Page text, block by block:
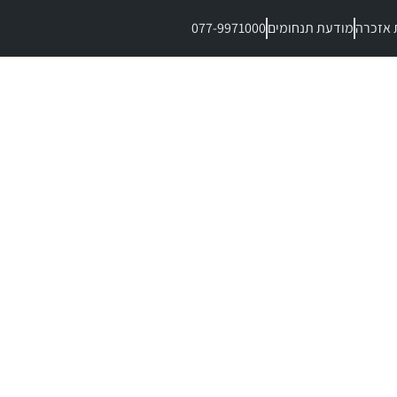
אזכרהמודעת תנחומים077-9971000